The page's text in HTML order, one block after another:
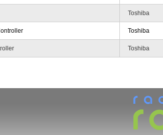
Toshiba
Toshiba
Toshiba